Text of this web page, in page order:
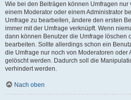
Wie bei den Beiträgen können Umfragen nur
einem Moderator oder einem Administrator
Umfrage zu bearbeiten, ändere den ersten
immer mit der Umfrage verknüpft. Wenn
dann können Benutzer die Umfrage löschen
bearbeiten. Sollte allerdings schon ein
die Umfrage nur noch von Moderatoren oder
gelöscht werden. Dadurch soll die
verhindert werden.
Nach oben